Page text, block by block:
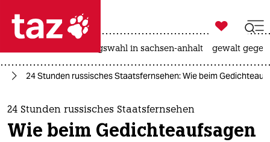
 taz zahl ich
taz zahl ich
themen
politik

taz zahl ich
landtagswahl in sachsen-anhalt gewalt
24 Stunden russisches Staatsfernsehen: Wie beim
24 Stunden russisches Staatsfernsehen
Wie beim Gedichteaufsagen